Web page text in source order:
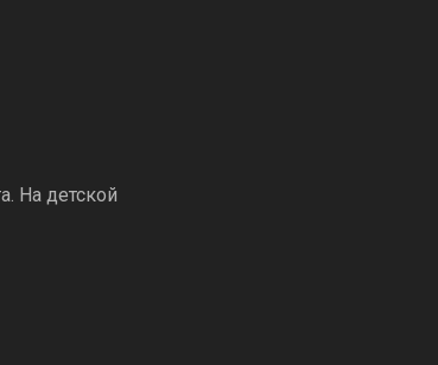
На детской